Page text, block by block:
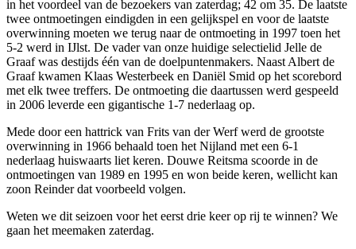
in het voordeel van de bezoekers van zaterdag; 42 om 35. De laatste
twee ontmoetingen eindigden in een gelijkspel en voor de laatste
overwinning moeten we terug naar de ontmoeting in 1997 toen het
5-2 werd in IJlst. De vader van onze huidige selectielid Jelle de
Graaf was destijds één van de doelpuntenmakers. Naast Albert de
Graaf kwamen Klaas Westerbeek en Daniël Smid op het scorebord
met elk twee treffers. De ontmoeting die daartussen werd gespeeld
in 2006 leverde een gigantische 1-7 nederlaag op.
Mede door een hattrick van Frits van der Werf werd de grootste
overwinning in 1966 behaald toen het Nijland met een 6-1
nederlaag huiswaarts liet keren. Douwe Reitsma scoorde in de
ontmoetingen van 1989 en 1995 en won beide keren, wellicht kan
zoon Reinder dat voorbeeld volgen.
Weten we dit seizoen voor het eerst drie keer op rij te winnen? We
gaan het meemaken zaterdag.